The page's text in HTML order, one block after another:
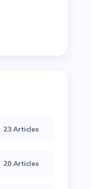
23 Articles
20 Articles